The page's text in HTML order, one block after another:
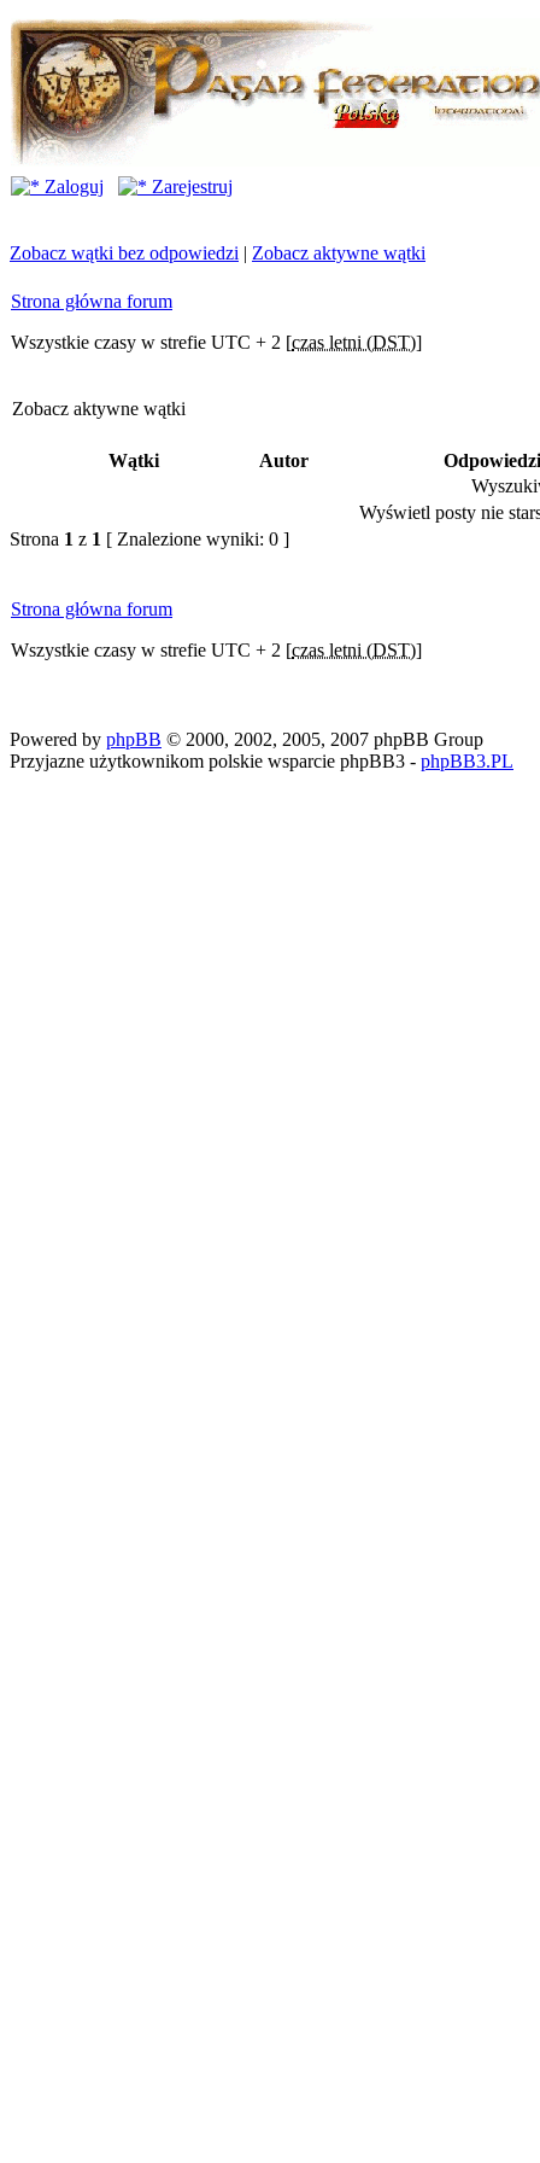
Zaloguj Zarejestruj
Zobacz wątki bez odpowiedzi | Zobacz aktywne wątki
Strona główna forum
Wszystkie czasy w strefie UTC + 2 [czas letni (DST)]
Zobacz aktywne wątki
Wątki Autor
Wyświetl posty nie
Strona 1 z 1 [ Znalezione wyniki: 0 ]
Strona główna forum
Wszystkie czasy w strefie UTC + 2 [czas letni (DST)]
Powered by phpBB © 2000, 2002, 2005, 2007 phpBB Group
Przyjazne użytkownikom polskie wsparcie phpBB3 - phpBB3.PL